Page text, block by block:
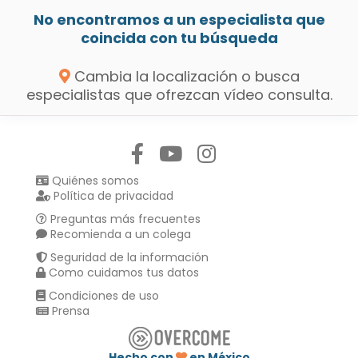
No encontramos a un especialista que
coincida con tu búsqueda
Cambia la localización o busca
especialistas que ofrezcan vídeo consulta.
Quiénes somos
Política de privacidad
Preguntas más frecuentes
Recomienda a un colega
Seguridad de la información
Como cuidamos tus datos
Condiciones de uso
Prensa